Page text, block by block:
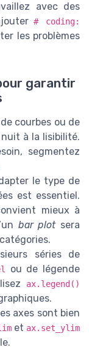
avec des
# coding:
les problèmes
garantir
courbes ou de
à la lisibilité.
segmentez
le type de
est essentiel.
mieux à
bar plotsera
séries de
ou de légende
ax.legend()
axes sont bien
et ax.set_ylim